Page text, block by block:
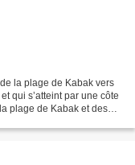
la plage de Kabak vers
qui s’atteint par une côte
plage de Kabak et des